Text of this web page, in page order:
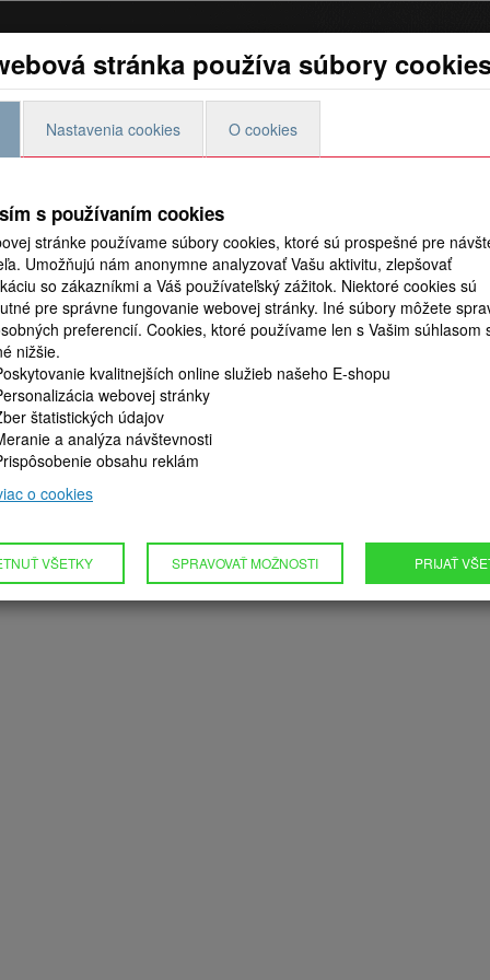
Preteky Foto video Predaj povoleniek Blog
môžete zakúpiť priamo v predajni
piatok 9,00 - 17,00hod
stránka používa súbory
Nastavenia cookies O cookies
s používaním cookies
stránke používame súbory cookies, ktoré sú prospešné pre
Umožňujú nám anonymne analyzovať Vašu aktivitu, zlepšovať
so zákazníkmi a Váš používateľský zážitok. Niektoré cookies sú
pre správne fungovanie webovej stránky. Iné súbory môžete
preferencií. Cookies, ktoré používame len s Vašim súhlasom
nižšie.
kvalitnejších online služieb našeho E-shopu
webovej stránky
štatistických údajov
a analýza návštevnosti
obsahu reklám
o cookies
VŠETKY SPRAVOVAŤ MOŽNOSTI PRIJAŤ